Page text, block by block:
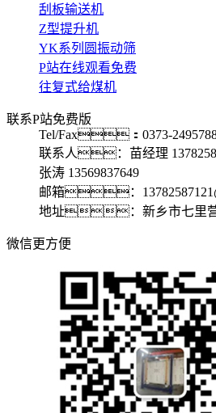
刮板输送机
Z型提升机
YK系列圆振动筛
P站在线观看免费
往复式给煤机
联系P站免费版
Tel/Fax：0373-
联系人：苗经理
张涛 13569837649
邮箱：
地址：新乡市七里营
微信更方便